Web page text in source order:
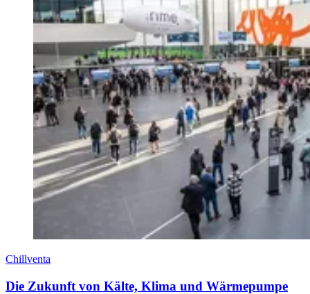
Chillventa
Die Zukunft von Kälte, Klima und Wärmepumpe